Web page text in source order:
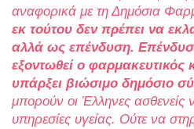
αναφορικά με τη Δημόσια
εκ τούτου δεν πρέπει να
αλλά ως επένδυση.
εξοντωθεί ο φαρμακευτικός
υπάρξει βιώσιμο δημόσιο
μπορούν οι Έλληνες ασθενείς
υπηρεσίες υγείας. Ούτε να